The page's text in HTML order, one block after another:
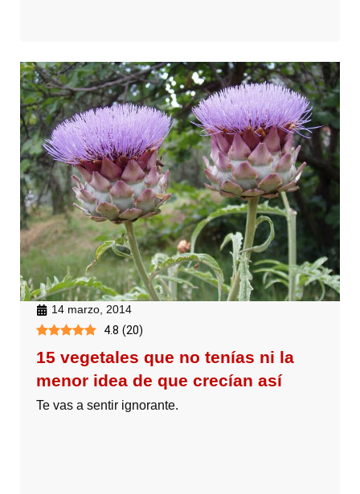
14 marzo, 2014
4.8 (20)
15 vegetales que no tenías ni la
menor idea de que crecían así
Te vas a sentir ignorante.